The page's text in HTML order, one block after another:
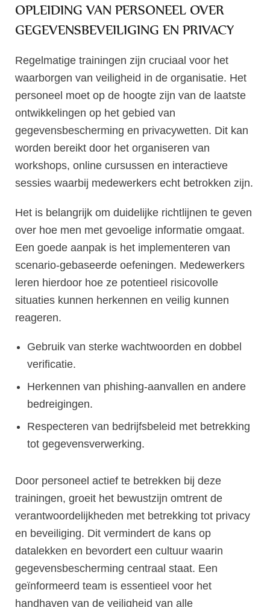
OPLEIDING VAN PERSONEEL OVER
GEGEVENSBEVEILIGING EN PRIVACY
Regelmatige trainingen zijn cruciaal voor het
waarborgen van veiligheid in de organisatie. Het
personeel moet op de hoogte zijn van de laatste
ontwikkelingen op het gebied van
gegevensbescherming en privacywetten. Dit kan
worden bereikt door het organiseren van
workshops, online cursussen en interactieve
sessies waarbij medewerkers echt betrokken zijn.
Het is belangrijk om duidelijke richtlijnen te geven
over hoe men met gevoelige informatie omgaat.
Een goede aanpak is het implementeren van
scenario-gebaseerde oefeningen. Medewerkers
leren hierdoor hoe ze potentieel risicovolle
situaties kunnen herkennen en veilig kunnen
reageren.
Gebruik van sterke wachtwoorden en dobbel
verificatie.
Herkennen van phishing-aanvallen en andere
bedreigingen.
Respecteren van bedrijfsbeleid met betrekking
tot gegevensverwerking.
Door personeel actief te betrekken bij deze
trainingen, groeit het bewustzijn omtrent de
verantwoordelijkheden met betrekking tot privacy
en beveiliging. Dit vermindert de kans op
datalekken en bevordert een cultuur waarin
gegevensbescherming centraal staat. Een
geïnformeerd team is essentieel voor het
handhaven van de veiligheid van alle